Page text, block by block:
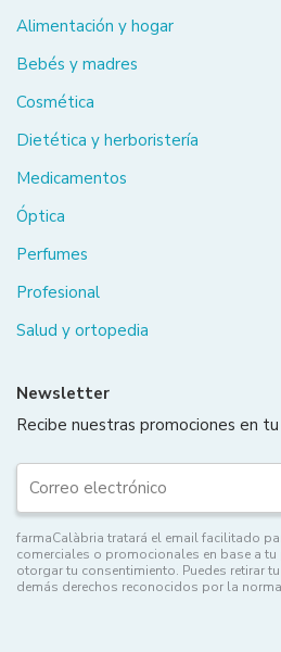
Alimentación y hogar
Bebés y madres
Cosmética
Dietética y herboristería
Medicamentos
Óptica
Perfumes
Profesional
Salud y ortopedia
Newsletter
Recibe nuestras promociones en
farmaCalàbria tratará el email facilitado
comerciales o promocionales en base a
otorgar tu consentimiento. Puedes retirar
demás derechos reconocidos por la